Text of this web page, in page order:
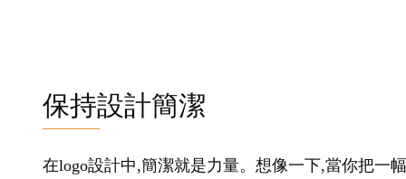
保持設計簡潔
在logo設計中,簡潔就是力量。想像一下,當你把一